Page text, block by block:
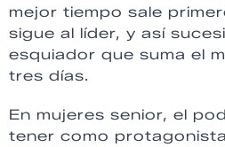
mejor tiempo sale
sigue al líder, y así
esquiador que suma el
tres días.
En mujeres senior, el
tener como